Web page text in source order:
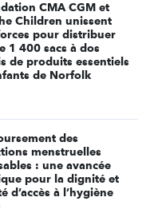
CMA CGM et
Children unissent
pour distribuer
1 400 sacs à dos
de produits essentiels
de Norfolk
des
menstruelles
: une avancée
pour la dignité et
d’accès à l’hygiène